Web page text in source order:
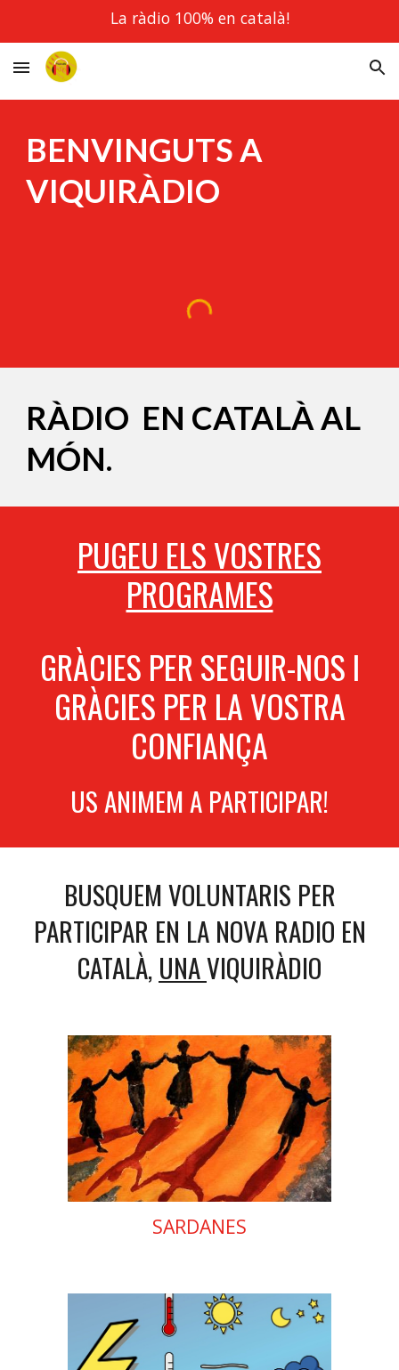
La ràdio 100% en català!
BENVINGUTS A
VIQUIRÀDIO
RÀDIO EN CATALÀ AL
MÓN.
PUGEU ELS VOSTRES
PROGRAMES
GRÀCIES PER SEGUIR-NOS I
GRÀCIES PER LA VOSTRA
CONFIANÇA
US ANIMEM A PARTICIPAR!
BUSQUEM VOLUNTARIS PER
PARTICIPAR EN LA NOVA RADIO EN
CATALÀ, UNAVIQUIRÀDIO
SARDANES